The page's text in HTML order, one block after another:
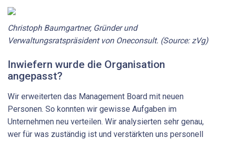
Christoph Baumgartner, Gründer und
Verwaltungsratspräsident von Oneconsult. (Source: zVg)
Inwiefern wurde die Organisation
angepasst?
Wir erweiterten das Management Board mit neuen
Personen. So konnten wir gewisse Aufgaben im
Unternehmen neu verteilen. Wir analysierten sehr genau,
wer für was zuständig ist und verstärkten uns personell